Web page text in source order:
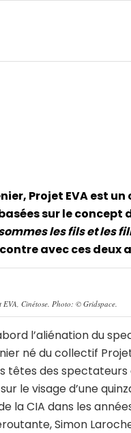
Projet EVA est
sur le concept
les fils et les
avec ces
EVA, Cinétose. Photo: © Gridspace.
l’aliénation du
né du collectif
têtes des
le visage d’une
la CIA dans les
Simon